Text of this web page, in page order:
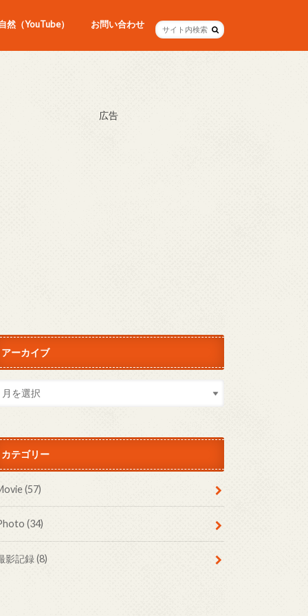
然（YouTube） お問い合わせ
広告
アーカイブ
カテゴリー
(57)
(34)
影記録(8)